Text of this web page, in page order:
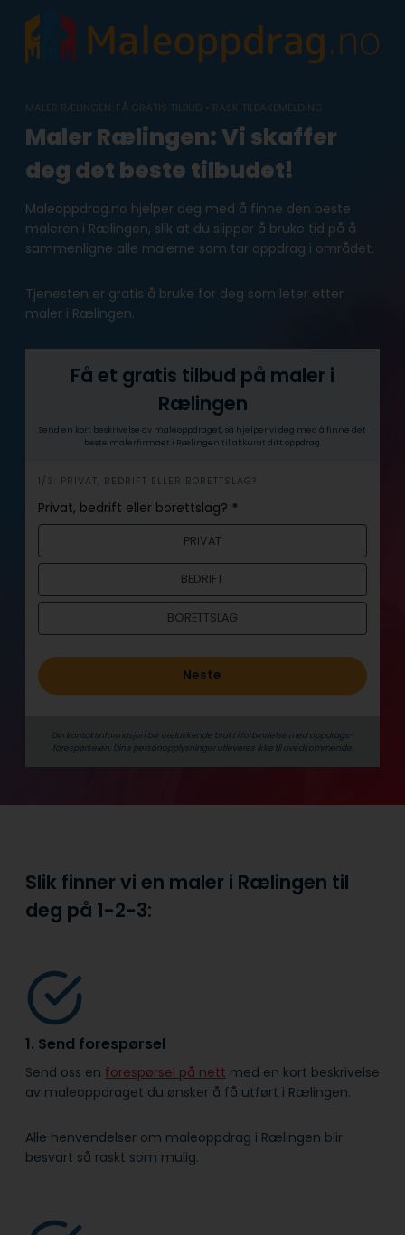
content
MALER RÆLINGEN: FÅ GRATIS TILBUD • RASK TILBAKEMELDING
Maler Rælingen: Vi skaffer
deg det beste tilbudet!
Maleoppdrag.no hjelper deg med å finne den beste
maleren i Rælingen, slik at du slipper å bruke tid på å
sammenligne alle malerne som tar oppdrag i området.
Tjenesten er gratis å bruke for deg som leter etter
maler i Rælingen.
Få et gratis tilbud på maler i
Rælingen
Send en kort beskrivelse av maleoppdraget, så hjelper vi deg med å finne det
beste malerfirmaet i Rælingen til akkurat ditt oppdrag.
h
e
r
1/3: PRIVAT, BEDRIFT ELLER BORETTSLAG?
Privat, bedrift eller borettslag? *
PRIVAT
BEDRIFT
BORETTSLAG
Neste
Din kontaktinformasjon blir utelukkende brukt i forbindelse med oppdrags­
forespørselen. Dine person­­opplysninger utleveres ikke til uvedkommende.
Slik finner vi en maler i Rælingen til
deg på 1-2-3:
1. Send forespørsel
Send oss en forespørsel på nett med en kort beskrivelse
av maleoppdraget du ønsker å få utført i Rælingen.
Alle henvendelser om maleoppdrag i Rælingen blir
besvart så raskt som mulig.